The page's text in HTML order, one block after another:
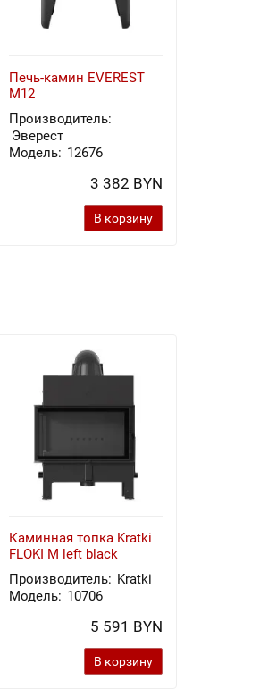
Печь-камин EVEREST
M12
Производитель:
Эверест
Модель: 12676
3 382 BYN
В корзину
Каминная топка Kratki
FLOKI M left black
Производитель: Kratki
Модель: 10706
5 591 BYN
В корзину